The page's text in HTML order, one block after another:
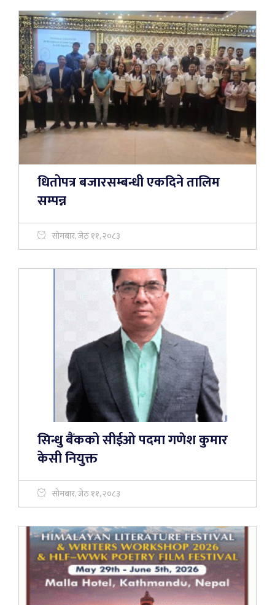
धितोपत्र बजारसम्बन्धी एकदिने तालिम
सम्पन्न
सोमबार, जेठ ११, २०८३
सिन्धु बैंकको सीईओ पदमा गणेश कुमार
केसी नियुक्त
सोमबार, जेठ ११, २०८३